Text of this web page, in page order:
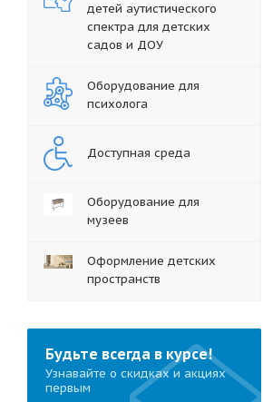
детей аутистического
спектра для детских
садов и ДОУ
Оборудование для
психолога
Доступная среда
Оборудование для
музеев
Оформление детских
пространств
Будьте всегда в курсе!
Узнавайте о скидках и акциях
первым